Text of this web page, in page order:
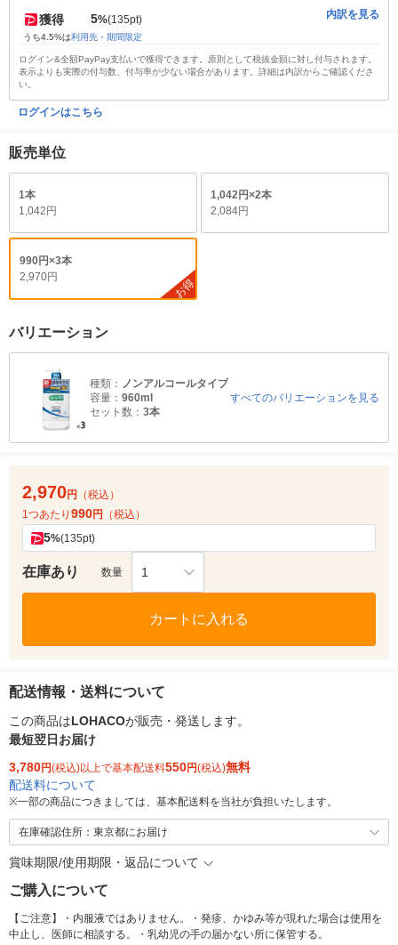
獲得 5%(135pt)
うち4.5%は利用先・期間限定
内訳を見る
ログイン&全額PayPay支払いで獲得できます。原則として税抜金額に対し付与されます。
表示よりも実際の付与数、付与率が少ない場合があります。詳細は内訳からご確認くださ
い。
ログインはこちら
販売単位
1本
1,042円
1,042円×2本
2,084円
990円×3本
2,970円
お得
バリエーション
種類： ノンアルコールタイプ
容量： 960ml
セット数： 3本
すべてのバリエーションを見る
2,970円
（税込）
1つあたり 990円 （税込）
5%(135pt)
在庫あり 数量 1
カートに入れる
配送情報・送料について
この商品はLOHACOが販売・発送します。
最短翌日お届け
3,780円(税込)以上で基本配送料550円(税込)無料
配送料について
※一部の商品につきましては、基本配送料を当社が負担いたします。
在庫確認住所：東京都にお届け
賞味期限/使用期限・返品について
ご購入について
【ご注意】・内服液ではありません。・発疹、かゆみ等が現れた場合は使用を
中止し、医師に相談する。・乳幼児の手の届かない所に保管する。